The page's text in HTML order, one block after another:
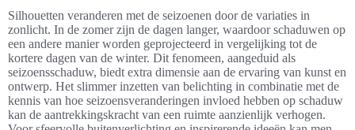
Silhouetten veranderen met de seizoenen door de variaties in
zonlicht. In de zomer zijn de dagen langer, waardoor schaduwen op
een andere manier worden geprojecteerd in vergelijking tot de
kortere dagen van de winter. Dit fenomeen, aangeduid als
seizoensschaduw, biedt extra dimensie aan de ervaring van kunst en
ontwerp. Het slimmer inzetten van belichting in combinatie met de
kennis van hoe seizoensveranderingen invloed hebben op schaduw
kan de aantrekkingskracht van een ruimte aanzienlijk verhogen.